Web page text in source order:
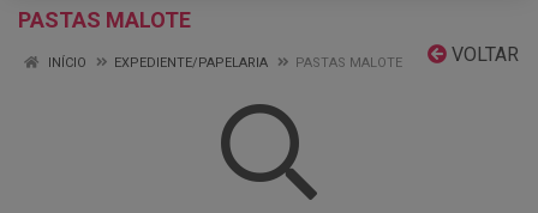
PASTAS MALOTE
VOLTAR
INÍCIO EXPEDIENTE/PAPELARIA PASTAS MALOTE